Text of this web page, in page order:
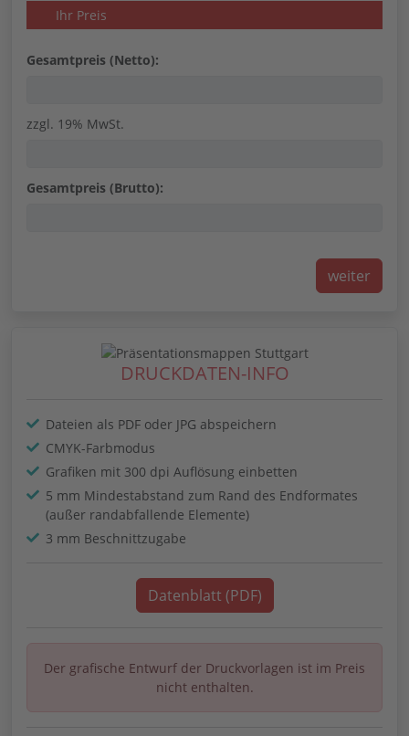
Ihr Preis
Gesamtpreis (Netto):
zzgl. 19% MwSt.
Gesamtpreis (Brutto):
DRUCKDATEN-INFO
Dateien als PDF oder JPG abspeichern
CMYK-Farbmodus
Grafiken mit 300 dpi Auflösung einbetten
5 mm Mindestabstand zum Rand des Endformates
(außer randabfallende Elemente)
3 mm Beschnittzugabe
Datenblatt (PDF)
Der grafische Entwurf der Druckvorlagen ist im Preis
nicht enthalten.